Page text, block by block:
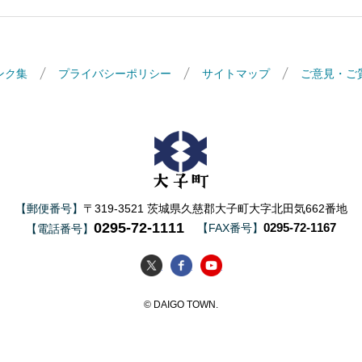
ク集 プライバシーポリシー サイトマップ ご意見・ご
【郵便番号】 〒319-3521 茨城県久慈郡大子町大字北田気662番地
【電話番号】 0295-72-1111 【FAX番号】 0295-72-1167
大子町Twitter
大子町Facebook
大子町YouTube
© DAIGO TOWN.